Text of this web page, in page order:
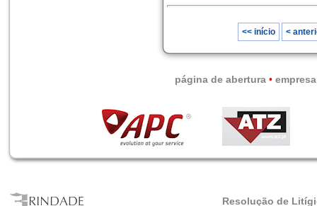
<< início <
página de abertura • empresa
Resolução de